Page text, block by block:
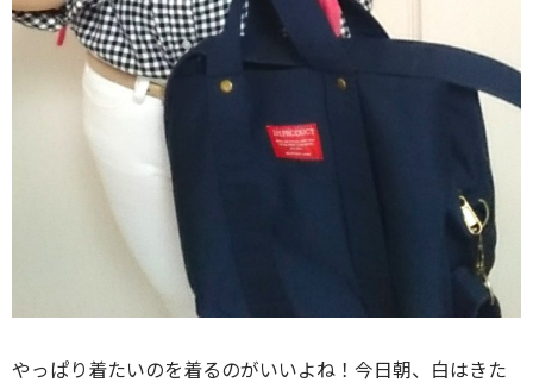
やっぱり着たいのを着るのがいいよね！今日朝、白はきた